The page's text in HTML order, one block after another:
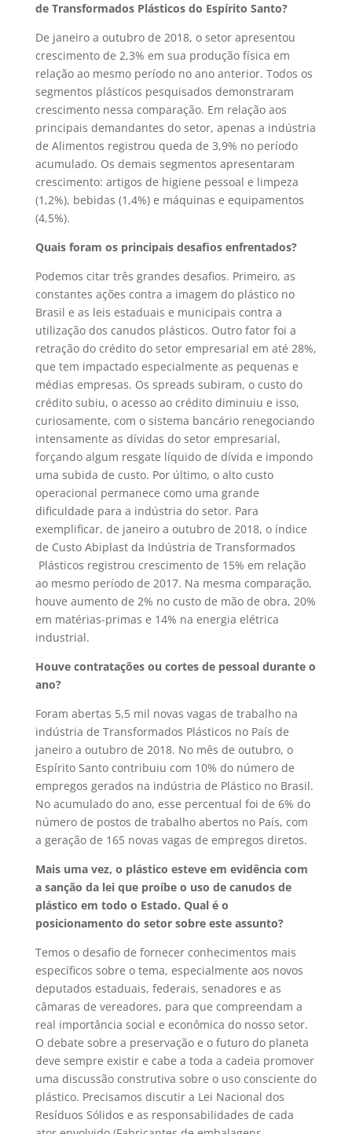
de Transformados Plásticos do Espírito Santo?
De janeiro a outubro de 2018, o setor apresentou
crescimento de 2,3% em sua produção física em
relação ao mesmo período no ano anterior. Todos os
segmentos plásticos pesquisados demonstraram
crescimento nessa comparação. Em relação aos
principais demandantes do setor, apenas a indústria
de Alimentos registrou queda de 3,9% no período
acumulado. Os demais segmentos apresentaram
crescimento: artigos de higiene pessoal e limpeza
(1,2%), bebidas (1,4%) e máquinas e equipamentos
(4,5%).
Quais foram os principais desafios enfrentados?
Podemos citar três grandes desafios. Primeiro, as
constantes ações contra a imagem do plástico no
Brasil e as leis estaduais e municipais contra a
utilização dos canudos plásticos. Outro fator foi a
retração do crédito do setor empresarial em até 28%,
que tem impactado especialmente as pequenas e
médias empresas. Os spreads subiram, o custo do
crédito subiu, o acesso ao crédito diminuiu e isso,
curiosamente, com o sistema bancário renegociando
intensamente as dívidas do setor empresarial,
forçando algum resgate líquido de dívida e impondo
uma subida de custo. Por último, o alto custo
operacional permanece como uma grande
dificuldade para a indústria do setor. Para
exemplificar, de janeiro a outubro de 2018, o índice
de Custo Abiplast da Indústria de Transformados
Plásticos registrou crescimento de 15% em relação
ao mesmo período de 2017. Na mesma comparação,
houve aumento de 2% no custo de mão de obra, 20%
em matérias-primas e 14% na energia elétrica
industrial.
Houve contratações ou cortes de pessoal durante o
ano?
Foram abertas 5,5 mil novas vagas de trabalho na
indústria de Transformados Plásticos no País de
janeiro a outubro de 2018. No mês de outubro, o
Espírito Santo contribuiu com 10% do número de
empregos gerados na indústria de Plástico no Brasil.
No acumulado do ano, esse percentual foi de 6% do
número de postos de trabalho abertos no País, com
a geração de 165 novas vagas de empregos diretos.
Mais uma vez, o plástico esteve em evidência com
a sanção da lei que proíbe o uso de canudos de
plástico em todo o Estado. Qual é o
posicionamento do setor sobre este assunto?
Temos o desafio de fornecer conhecimentos mais
específicos sobre o tema, especialmente aos novos
deputados estaduais, federais, senadores e as
câmaras de vereadores, para que compreendam a
real importância social e econômica do nosso setor.
O debate sobre a preservação e o futuro do planeta
deve sempre existir e cabe a toda a cadeia promover
uma discussão construtiva sobre o uso consciente do
plástico. Precisamos discutir a Lei Nacional dos
Resíduos Sólidos e as responsabilidades de cada